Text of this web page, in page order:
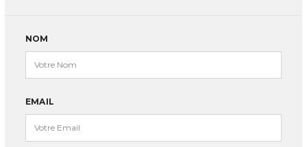
NOM
EMAIL